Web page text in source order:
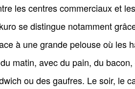
les centres commerciaux et
se distingue notamment
à une grande pelouse où les
matin, avec du pain, du
ou des gaufres. Le soir, le